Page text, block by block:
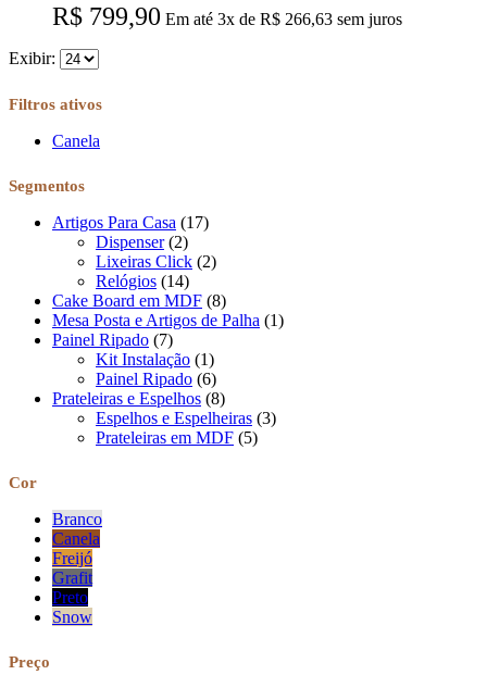
R$ 799,90 Em até 3x de R$ 266,63 sem juros
Exibir:
Filtros ativos
Canela
Segmentos
Artigos Para Casa (17)
Dispenser (2)
Lixeiras Click (2)
Relógios (14)
Cake Board em MDF (8)
Mesa Posta e Artigos de Palha (1)
Painel Ripado (7)
Kit Instalação (1)
Painel Ripado (6)
Prateleiras e Espelhos (8)
Espelhos e Espelheiras (3)
Prateleiras em MDF (5)
Cor
Branco
Canela
Freijó
Grafit
Preto
Snow
Preço